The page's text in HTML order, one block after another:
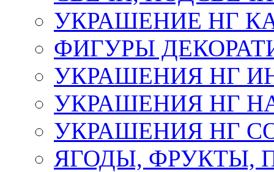
УКРАШЕНИЕ НГ
ФИГУРЫ
УКРАШЕНИЯ НГ
УКРАШЕНИЯ НГ
УКРАШЕНИЯ НГ
ЯГОДЫ, ФРУКТЫ,